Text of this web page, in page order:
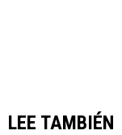
LEE TAMBIÉN